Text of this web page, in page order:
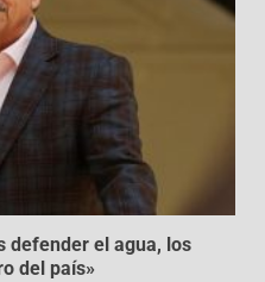
defender el agua, los
del país»